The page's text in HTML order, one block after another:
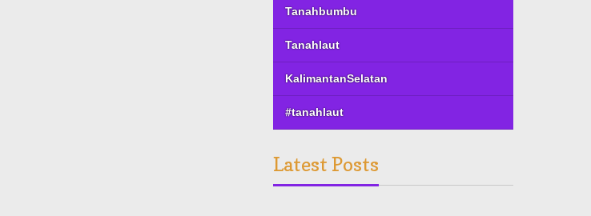
Tanahbumbu
Tanahlaut
KalimantanSelatan
#tanahlaut
Latest Posts